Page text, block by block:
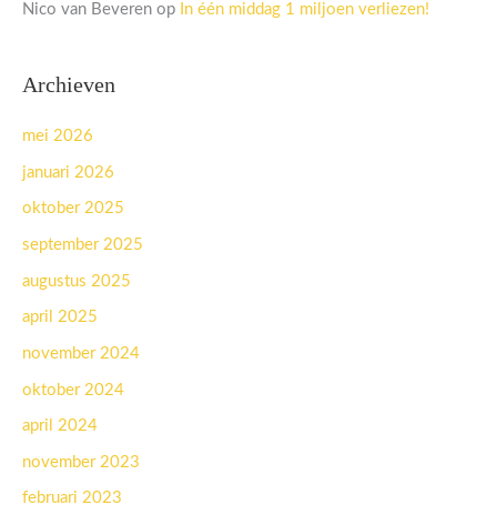
Nico van Beveren op In één middag 1 miljoen verliezen!
Archieven
mei 2026
januari 2026
oktober 2025
september 2025
augustus 2025
april 2025
november 2024
oktober 2024
april 2024
november 2023
februari 2023